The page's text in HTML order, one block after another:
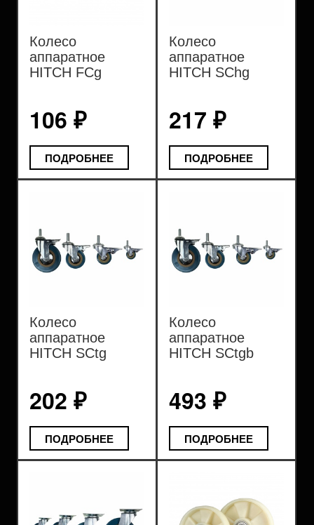
Колесо
аппаратное
HITCH FCg
106 ₽
ПОДРОБНЕЕ
Колесо
аппаратное
HITCH SChg
217 ₽
ПОДРОБНЕЕ
Колесо
аппаратное
HITCH SCtg
202 ₽
ПОДРОБНЕЕ
Колесо
аппаратное
HITCH SCtgb
493 ₽
ПОДРОБНЕЕ